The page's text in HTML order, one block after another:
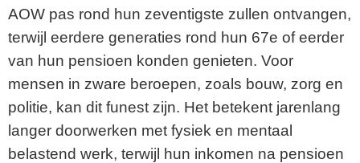
AOW pas rond hun zeventigste zullen ontvangen,
terwijl eerdere generaties rond hun 67e of eerder
van hun pensioen konden genieten. Voor
mensen in zware beroepen, zoals bouw, zorg en
politie, kan dit funest zijn. Het betekent jarenlang
langer doorwerken met fysiek en mentaal
belastend werk, terwijl hun inkomen na pensioen